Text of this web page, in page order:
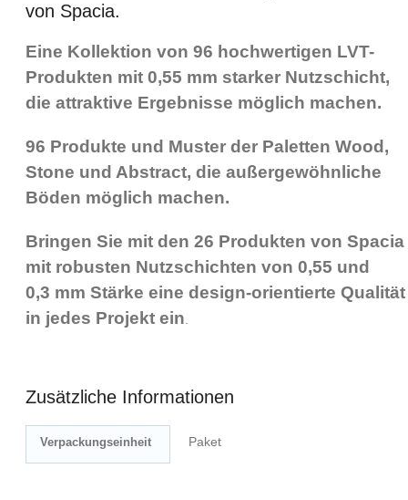
von Spacia.
Eine Kollektion von 96 hochwertigen LVT-
Produkten mit 0,55 mm starker Nutzschicht,
die attraktive Ergebnisse möglich machen.
96 Produkte und Muster der Paletten Wood,
Stone und Abstract, die außergewöhnliche
Böden möglich machen.
Bringen Sie mit den 26 Produkten von Spacia
mit robusten Nutzschichten von 0,55 und
0,3 mm Stärke eine design-orientierte Qualität
in jedes Projekt ein
Zusätzliche Informationen
Verpackungseinheit Paket